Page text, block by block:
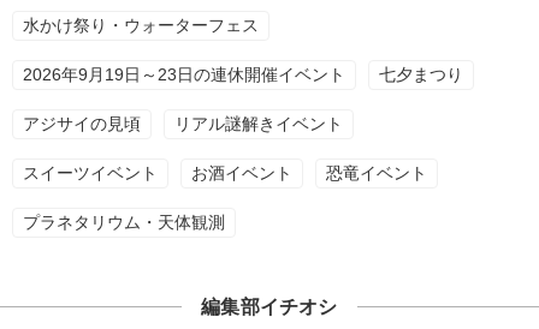
水かけ祭り・ウォーターフェス
2026年9月19日～23日の連休開催イベント 七夕まつり
アジサイの見頃 リアル謎解きイベント
スイーツイベント お酒イベント 恐竜イベント
プラネタリウム・天体観測
編集部イチオシ